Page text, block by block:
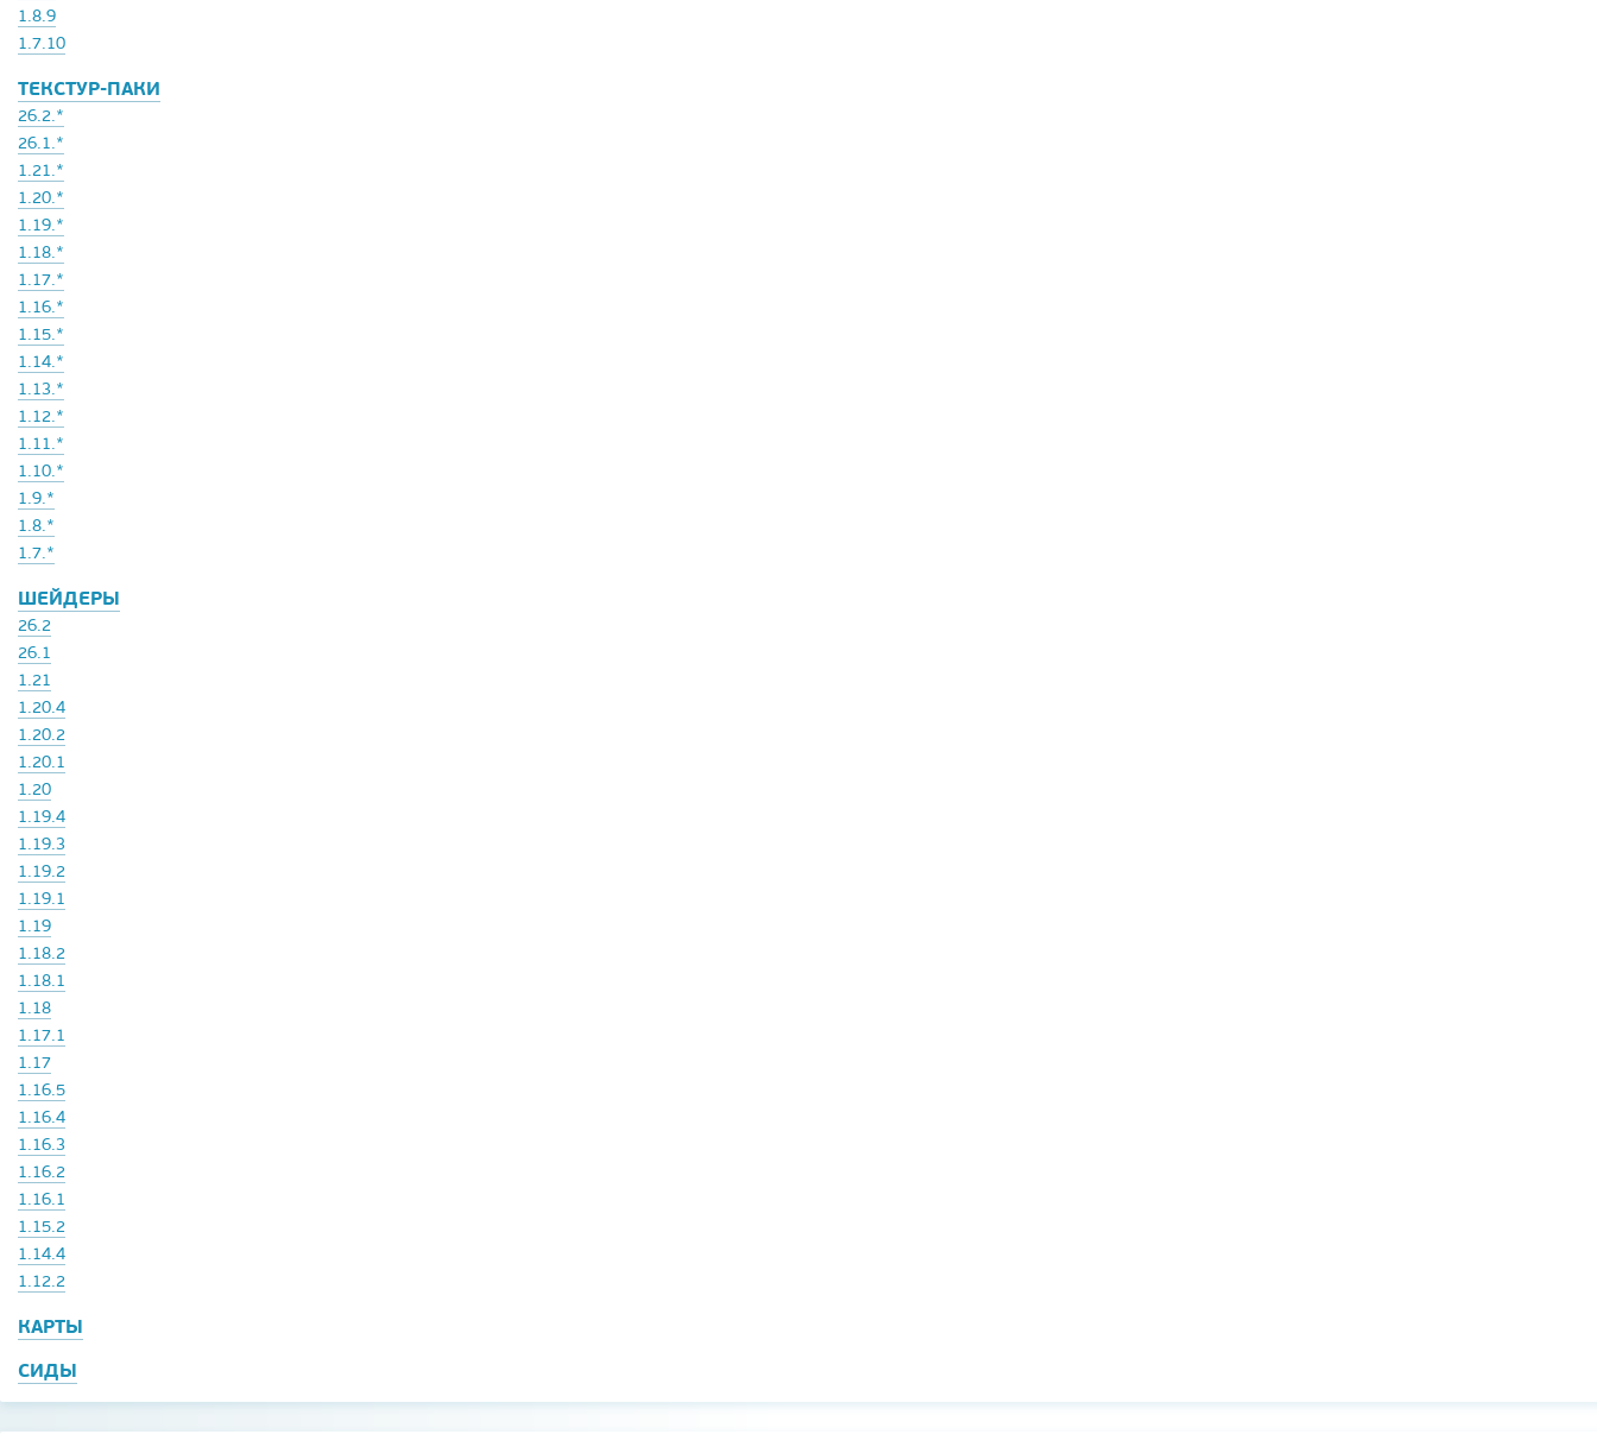
1.8.9
1.7.10
ТЕКСТУР-ПАКИ
26.2.*
26.1.*
1.21.*
1.20.*
1.19.*
1.18.*
1.17.*
1.16.*
1.15.*
1.14.*
1.13.*
1.12.*
1.11.*
1.10.*
1.9.*
1.8.*
1.7.*
ШЕЙДЕРЫ
26.2
26.1
1.21
1.20.4
1.20.2
1.20.1
1.20
1.19.4
1.19.3
1.19.2
1.19.1
1.19
1.18.2
1.18.1
1.18
1.17.1
1.17
1.16.5
1.16.4
1.16.3
1.16.2
1.16.1
1.15.2
1.14.4
1.12.2
КАРТЫ
СИДЫ